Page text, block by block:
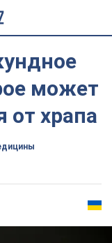
может
от храпа